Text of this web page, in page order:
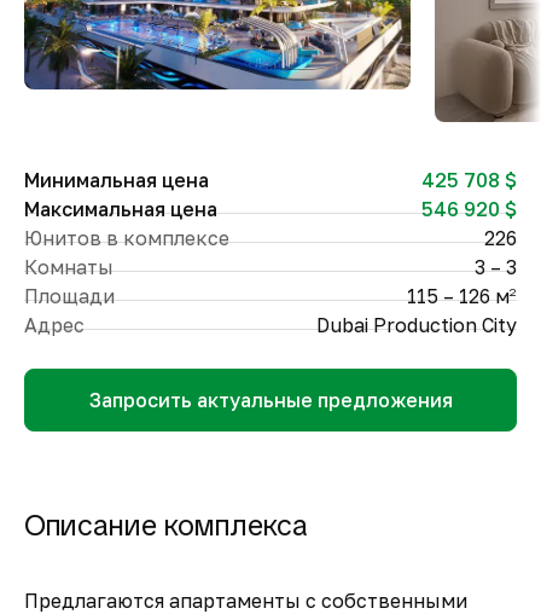
Минимальная цена
425 708 $
Максимальная цена
546 920 $
Юнитов в комплексе
226
Комнаты
3 – 3
Площади
115 – 126 м2
Адрес Dubai Production City
Запросить актуальные предложения
Описание комплекса
Предлагаются апартаменты с собственными